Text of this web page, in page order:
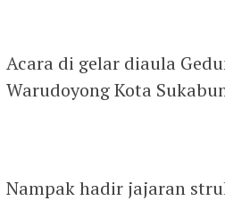
Acara di gelar diaula
Warudoyong Kota
Nampak hadir jajaran